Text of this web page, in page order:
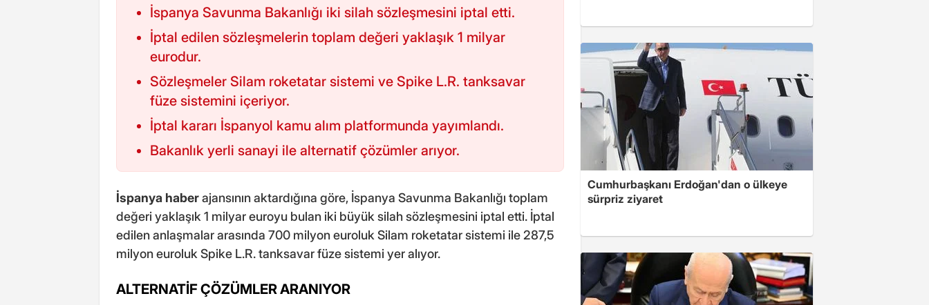
İspanya Savunma Bakanlığı iki silah sözleşmesini iptal etti.
İptal edilen sözleşmelerin toplam değeri yaklaşık 1 milyar
eurodur.
Sözleşmeler Silam roketatar sistemi ve Spike L.R. tanksavar
füze sistemini içeriyor.
İptal kararı İspanyol kamu alım platformunda yayımlandı.
Bakanlık yerli sanayi ile alternatif çözümler arıyor.
İspanya haberajansının aktardığına göre, İspanya Savunma Bakanlığı toplam
değeri yaklaşık 1 milyar euroyu bulan iki büyük silah sözleşmesini iptal etti. İptal
edilen anlaşmalar arasında 700 milyon euroluk Silam roketatar sistemi ile 287,5
milyon euroluk Spike L.R. tanksavar füze sistemi yer alıyor.
ALTERNATİF ÇÖZÜMLER ARANIYOR
Cumhurbaşkanı Erdoğan'dan o ülkeye
sürpriz ziyaret